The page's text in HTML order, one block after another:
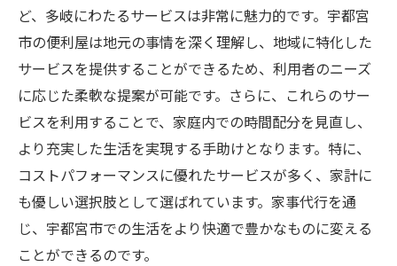
ど、多岐にわたるサービスは非常に魅力的です。宇都宮
市の便利屋は地元の事情を深く理解し、地域に特化した
サービスを提供することができるため、利用者のニーズ
に応じた柔軟な提案が可能です。さらに、これらのサー
ビスを利用することで、家庭内での時間配分を見直し、
より充実した生活を実現する手助けとなります。特に、
コストパフォーマンスに優れたサービスが多く、家計に
も優しい選択肢として選ばれています。家事代行を通
じ、宇都宮市での生活をより快適で豊かなものに変える
ことができるのです。